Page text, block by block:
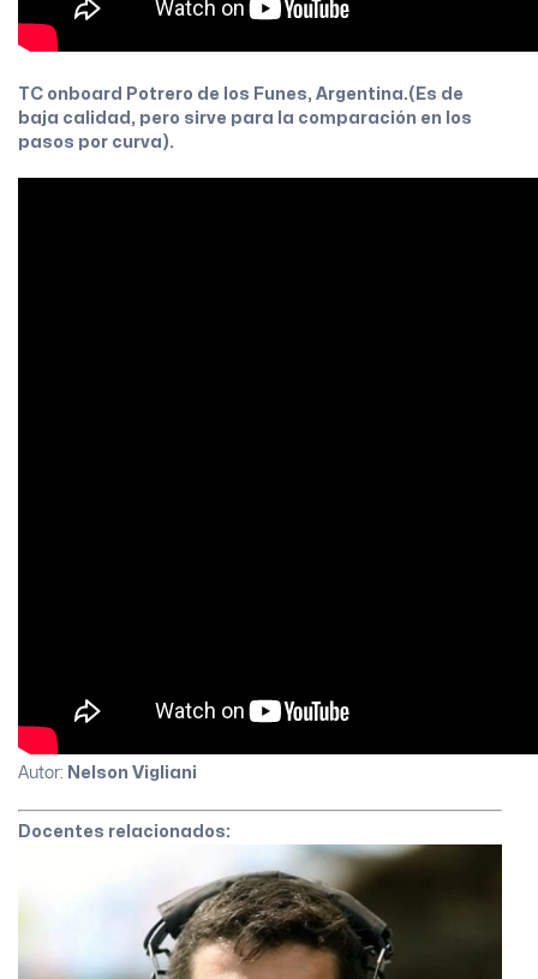
TC onboard Potrero de los Funes, Argentina.(Es de
baja calidad, pero sirve para la comparación en los
pasos por curva).
Autor: Nelson Vigliani
Docentes relacionados: